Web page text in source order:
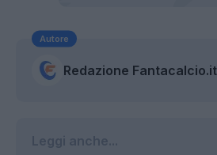
Autore
Redazione Fantacalcio.it